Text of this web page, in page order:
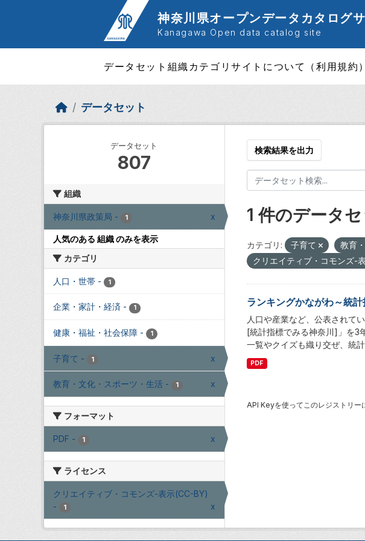
神奈川県オープンデータカタログ
Kanagawa Open data catalog site
データセット 組織 カテゴリサイトについて（利用規約）
データセット
データセット
807
組織
神奈川県政策局 - 1 x
人気のある 組織 のみを表示
カテゴリ
人口・世帯 - 1
企業・家計・経済 - 1
健康・福祉・社会保障 - 1
子育て - 1 x
教育・文化・スポーツ・生活 - 1 x
フォーマット
PDF - 1 x
ライセンス
クリエイティブ・コモンズ-表示(CC-BY)
-
1 x
検索結果を出力
1 件のデータ
カテゴリ: 子育て 教育
クリエイティブ・コモンズ-
ランキングかながわ～統
人口や産業など、公表されて
[統計指標でみる神奈川]」を3
一覧やクイズも織り交ぜ、統
PDF
API Keyを使ってこのレジストリー